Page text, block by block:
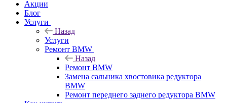
Акции
Блог
Услуги
Назад
Услуги
Ремонт BMW
Назад
Ремонт BMW
Замена сальника хвостовика редуктора
BMW
Ремонт переднего заднего редуктора BMW